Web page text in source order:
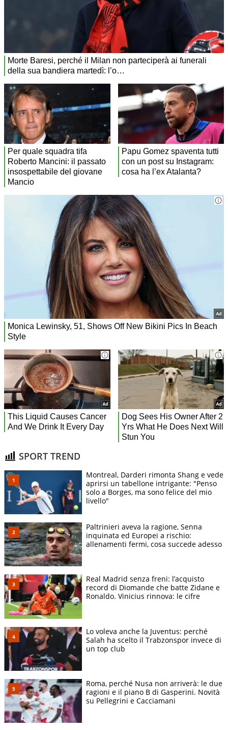
SPORT TREND
Montreal, Darderi rimonta Shang e vede
aprirsi un tabellone intrigante: "Penso
solo a Borges, ma sono felice del mio
livello"
Paltrinieri aveva la ragione, Senna
inquinata ed Europei a rischio:
allenamenti fermi, cosa succede adesso
Real Madrid senza freni: l’acquisto
record di Diomande che batte Zidane e
Ronaldo. Vinicius rinnova: le cifre
Lo voleva anche la Juventus: perché
Salah ha scelto il Trabzonspor invece di
un top club
Roma, perché Nusa non arriverà: le due
ragioni e il piano B di Gasperini. Novità
su Pellegrini e Cacciamani